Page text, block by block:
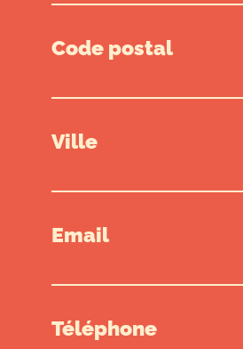
Code postal
Ville
Email
Téléphone